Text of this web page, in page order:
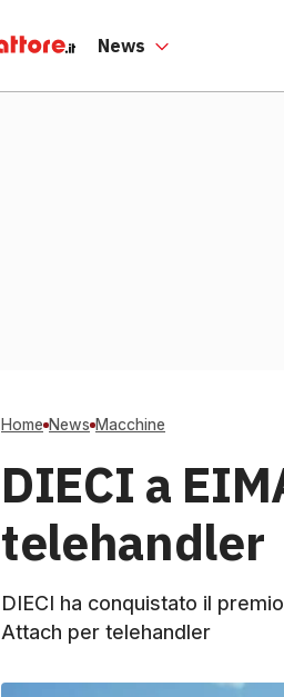
News
Home News Macchine
DIECI a
telehandler
DIECI ha conquistato il
Attach per telehandler